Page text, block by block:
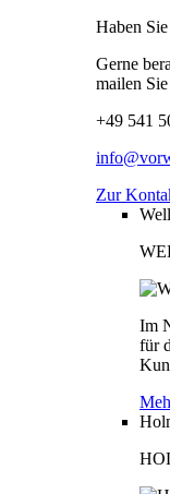
Haben
Gerne
mailen
+49 541
Zur
Im
für